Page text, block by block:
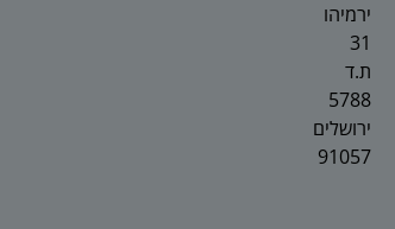
ירמיהו
31
ת.ד
5788
ירושלים
91057